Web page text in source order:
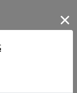
び商品のお届け
場合、キャンセ
ます。